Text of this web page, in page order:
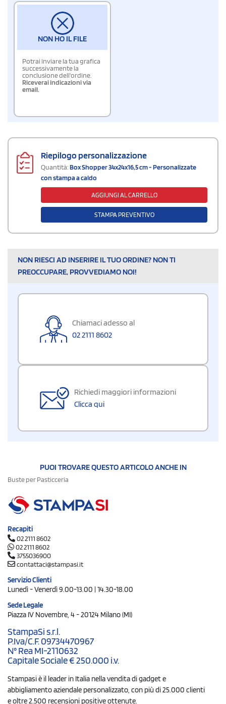
NON HO IL FILE
Potrai inviare la tua grafica
successivamente la
conclusione dell'ordine.
Riceverai indicazioni via
email.
Riepilogo personalizzazione
Quantità:Box Shopper 34x24x16,5 cm - Personalizzate
con stampa a caldo
AGGIUNGI AL CARRELLO
STAMPA PREVENTIVO
NON RIESCI AD INSERIRE IL TUO ORDINE? NON TI
PREOCCUPARE, PROVVEDIAMO NOI!
Chiamaci adesso al
02 2111 8602
Richiedi maggiori informazioni
Clicca qui
PUOI TROVARE QUESTO ARTICOLO ANCHE IN
Buste per Pasticceria
Recapiti
02 2111 8602
02 2111 8602
3755036900
contattaci@stampasi.it
Servizio Clienti
Lunedì - Venerdì 9.00-13.00 | 14.30-18.00
Sede Legale
Piazza IV Novembre, 4 - 20124 Milano (MI)
StampaSi s.r.l.
P.Iva/C.F. 09734470967
N° Rea MI-2110632
Capitale Sociale € 250.000 i.v.
Stampasi è il leader in Italia nella vendita di gadget e
abbigliamento aziendale personalizzato, con più di 25.000 clienti
e oltre 2.500 recensioni positive ottenute.